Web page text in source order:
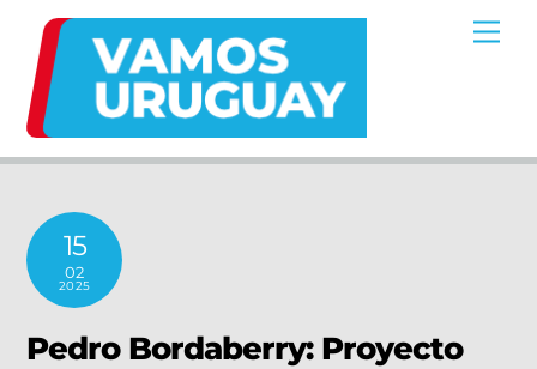
content
15
02
2025
Pedro Bordaberry: Proyecto